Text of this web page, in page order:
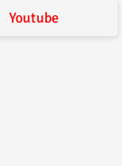
Youtube